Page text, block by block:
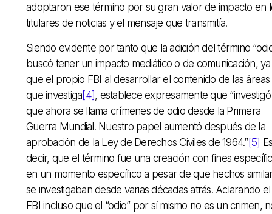
adoptaron ese término por su gran valor de impacto en
titulares de noticias y el mensaje que transmitía.
Siendo evidente por tanto que la adición del término
buscó tener un impacto mediático o de comunicación, ya
que el propio FBI al desarrollar el contenido de las áreas
que investiga[4], establece expresamente que
que ahora se llama crímenes de odio desde la Primera
Guerra Mundial. Nuestro papel aumentó después de la
aprobación de la Ley de Derechos Civiles de 1964.”[5] Es
decir, que el término fue una creación con fines
en un momento específico a pesar de que hechos
se investigaban desde varias décadas atrás. Aclarando el
FBI incluso que el “odio” por sí mismo no es un crimen,